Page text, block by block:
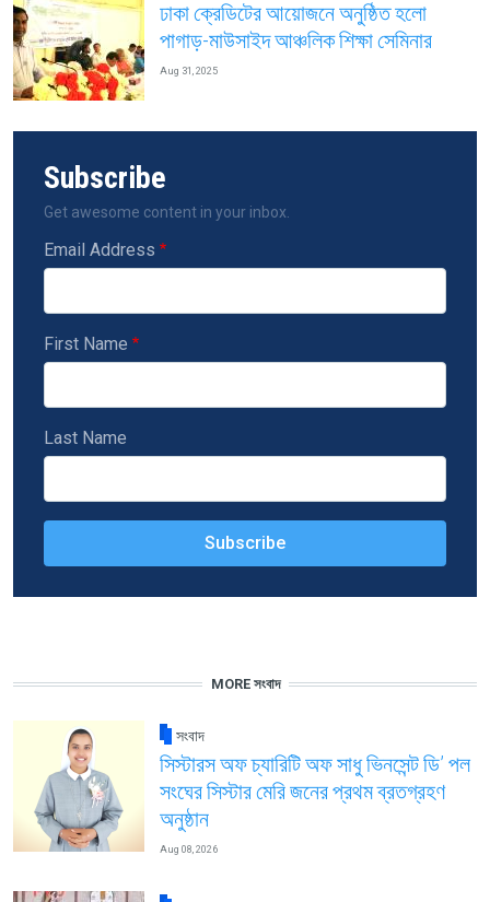
ঢাকা ক্রেডিটের আয়োজনে অনুষ্ঠিত হলো
পাগাড়-মাউসাইদ আঞ্চলিক শিক্ষা সেমিনার
Aug 31, 2025
Subscribe
Get awesome content in your inbox.
Email Address
First Name
Last Name
MORE সংবাদ
সংবাদ
সিস্টারস অফ চ্যারিটি অফ সাধু ভিনসেন্ট ডি’ পল
সংঘের সিস্টার মেরি জনের প্রথম ব্রতগ্রহণ
অনুষ্ঠান
Aug 08, 2026